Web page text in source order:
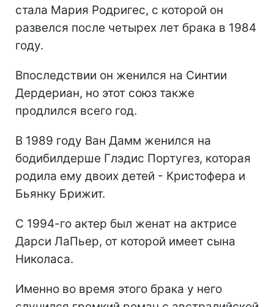
стала Мария Родригес, с которой он
развелся после четырех лет брака в 1984
году.
Впоследствии он женился на Синтии
Дердериан, но этот союз также
продлился всего год.
В 1989 году Ван Дамм женился на
бодибилдерше Глэдис Португез, которая
родила ему двоих детей - Кристофера и
Бьянку Брижит.
С 1994-го актер был женат на актрисе
Дарси ЛаПьер, от которой имеет сына
Николаса.
Именно во время этого брака у него